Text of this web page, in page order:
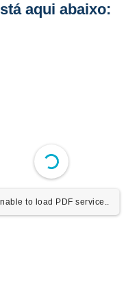
aqui abaixo:
to load PDF service..